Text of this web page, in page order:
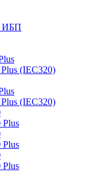
ИБП
(IEC320)
(IEC320)
Plus
Plus
Plus